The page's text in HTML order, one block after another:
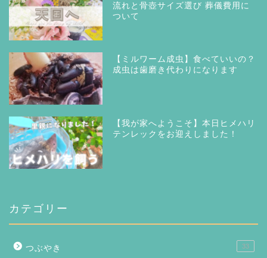
流れと骨壺サイズ選び 葬儀費用に
ついて
【ミルワーム成虫】食べていいの？
成虫は歯磨き代わりになります
【我が家へようこそ】本日ヒメハリ
テンレックをお迎えしました！
カテゴリー
つぶやき 33